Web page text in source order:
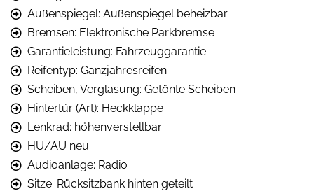
Außenspiegel: Außenspiegel beheizbar
Bremsen: Elektronische Parkbremse
Garantieleistung: Fahrzeuggarantie
Reifentyp: Ganzjahresreifen
Scheiben, Verglasung: Getönte Scheiben
Hintertür (Art): Heckklappe
Lenkrad: höhenverstellbar
HU/AU neu
Audioanlage: Radio
Sitze: Rücksitzbank hinten geteilt